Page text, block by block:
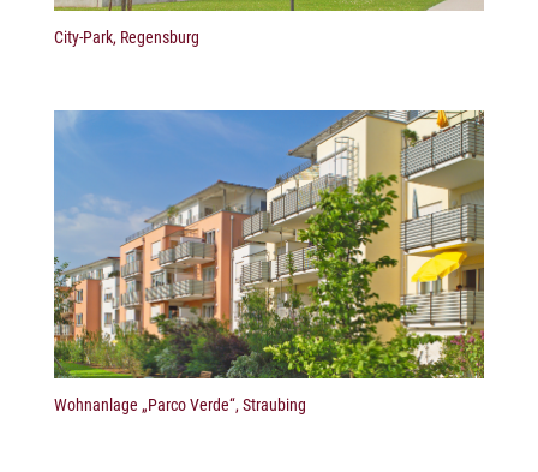
City-Park, Regensburg
Wohnanlage „Parco Verde“, Straubing